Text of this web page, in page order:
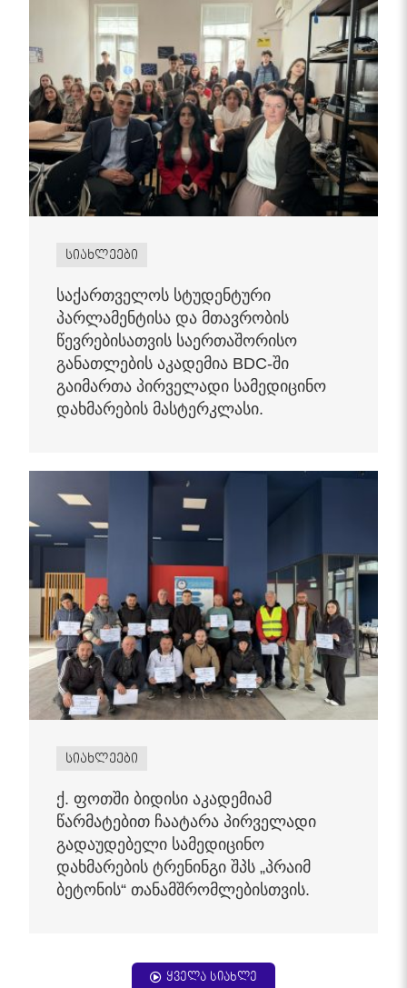
სიახლეები
საქართველოს სტუდენტური
პარლამენტისა და მთავრობის
წევრებისათვის საერთაშორისო
განათლების აკადემია BDC-ში
გაიმართა პირველადი სამედიცინო
დახმარების მასტერკლასი.
სიახლეები
ქ. ფოთში ბიდისი აკადემიამ
წარმატებით ჩაატარა პირველადი
გადაუდებელი სამედიცინო
დახმარების ტრენინგი შპს „პრაიმ
ბეტონის“ თანამშრომლებისთვის.
ყველა სიახლე